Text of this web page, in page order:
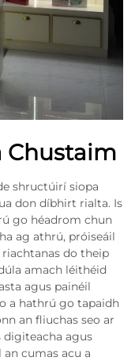
Chustaim
shructúirí siopa
don díbhirt rialta. Is
go héadrom chun
ag athrú, próiseáil
do theip
amach léithéid
agus painéil
a hathrú go tapaidh
an fliuchas seo ar
digiteacha agus
cumas acu a